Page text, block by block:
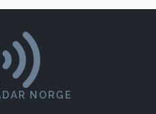
NORGE